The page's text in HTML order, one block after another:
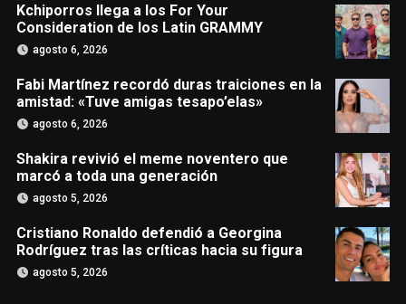
Kchiporros llega a los For Your
Consideration de los Latin GRAMMY
agosto 6, 2026
Fabi Martínez recordó duras traiciones en la
amistad: «Tuve amigas tesapo’elas»
agosto 6, 2026
Shakira revivió el meme noventero que
marcó a toda una generación
agosto 5, 2026
Cristiano Ronaldo defendió a Georgina
Rodríguez tras las críticas hacia su figura
agosto 5, 2026